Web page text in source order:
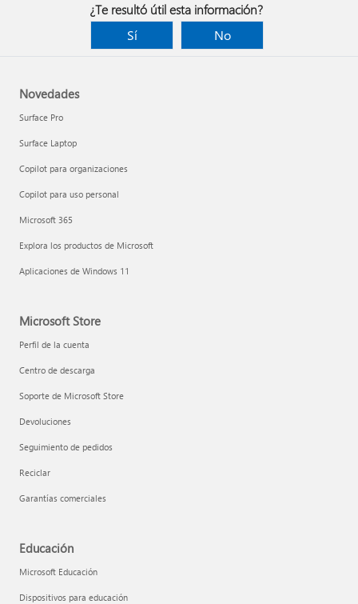
¿Te resultó útil esta información?
Sí
No
Novedades
Surface Pro
Surface Laptop
Copilot para organizaciones
Copilot para uso personal
Microsoft 365
Explora los productos de Microsoft
Aplicaciones de Windows 11
Microsoft Store
Perfil de la cuenta
Centro de descarga
Soporte de Microsoft Store
Devoluciones
Seguimiento de pedidos
Reciclar
Garantías comerciales
Educación
Microsoft Educación
Dispositivos para educación